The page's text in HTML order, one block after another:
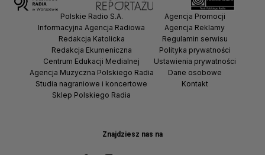
Znajdziesz nas na
Polskie Radio S.A.
Informacyjna Agencja Radiowa
Redakcja Katolicka
Redakcja Ekumeniczna
Centrum Edukacji Medialnej
Agencja Muzyczna Polskiego Radia
Studia nagraniowe i koncertowe
Sklep Polskiego Radia
Agencja Promocji
Agencja Reklamy
Regulamin serwisu
Polityka prywatności
Ustawienia prywatności
Dane osobowe
Kontakt